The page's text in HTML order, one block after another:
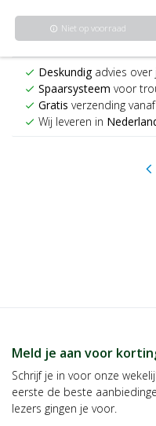
info Niet op voorraad
check Deskundigadvies over
check Spaarsysteem voor
check Gratis verzending
check Wij leveren in
arrow_back_ios
Meld je aan voor
Schrijf je in voor onze
eerste de beste
lezers gingen je voor.